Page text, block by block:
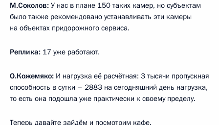
М.Соколов: У нас в плане 150 таких камер, но субъектам
было также рекомендовано устанавливать эти камеры
на объектах придорожного сервиса.
Реплика: 17 уже работают.
О.Кожемяко: И нагрузка её расчётная: 3 тысячи пропускная
способность в сутки – 2883 на сегодняшний день нагрузка,
то есть она подошла уже практически к своему пределу.
Теперь давайте зайдём и посмотрим кафе.